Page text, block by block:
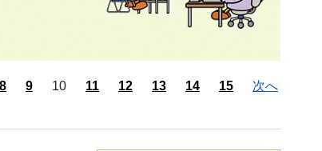
8 9 10 11 12 13 14 15 次へ